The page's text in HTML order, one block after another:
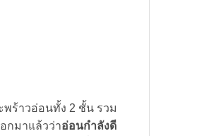
ร้าวอ่อนทั้ง 2 ชั้น รวม
กมาแล้วว่าอ่อนกำลังดี